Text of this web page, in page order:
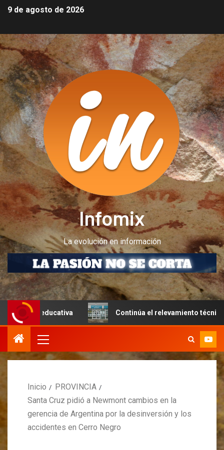
9 de agosto de 2026
Infomix
La evolución en información
Continúa el relevamiento técnico en Perito
Inicio
PROVINCIA
Santa Cruz pidió a Newmont cambios en la
gerencia de Argentina por la desinversión y los
accidentes en Cerro Negro